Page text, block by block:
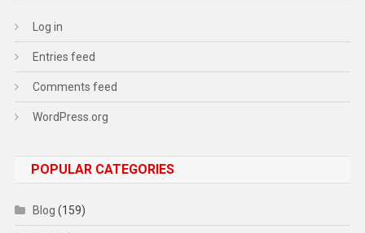
Log in
Entries feed
Comments feed
WordPress.org
POPULAR CATEGORIES
Blog (159)